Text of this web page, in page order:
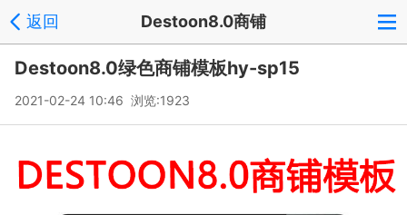
返回 Destoon8.0商铺
Destoon8.0绿色商铺模板hy-sp15
2021-02-24 10:46 浏览:1923